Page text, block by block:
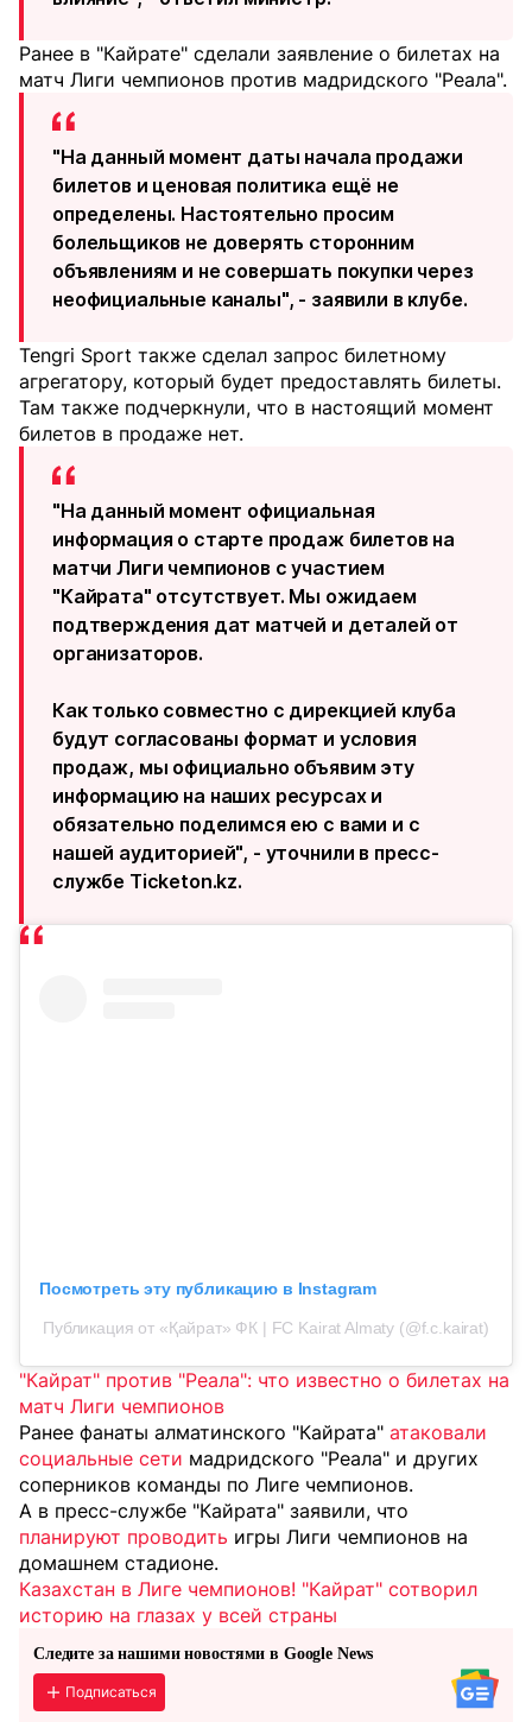
Ранее в "Кайрате" сделали заявление о билетах на
матч Лиги чемпионов против мадридского "Реала".
"На данный момент даты начала продажи
билетов и ценовая политика ещё не
определены. Настоятельно просим
болельщиков не доверять сторонним
объявлениям и не совершать покупки через
неофициальные каналы", - заявили в клубе.
Tengri Sport также сделал запрос билетному
агрегатору, который будет предоставлять билеты.
Там также подчеркнули, что в настоящий момент
билетов в продаже нет.
"На данный момент официальная
информация о старте продаж билетов на
матчи Лиги чемпионов с участием
"Кайрата" отсутствует. Мы ожидаем
подтверждения дат матчей и деталей от
организаторов.
Как только совместно с дирекцией клуба
будут согласованы формат и условия
продаж, мы официально объявим эту
информацию на наших ресурсах и
обязательно поделимся ею с вами и с
нашей аудиторией", - уточнили в пресс-
службе Ticketon.kz.
Посмотреть эту публикацию в Instagram
Публикация от «Қайрат» ФК | FC Kairat Almaty (@f.c.kairat)
"Кайрат" против "Реала": что известно о билетах на
матч Лиги чемпионов
Ранее фанаты алматинского "Кайрата" атаковали
социальные сети мадридского "Реала" и других
соперников команды по Лиге чемпионов.
А в пресс-службе "Кайрата" заявили, что
планируют проводить игры Лиги чемпионов на
домашнем стадионе.
Казахстан в Лиге чемпионов! "Кайрат" сотворил
историю на глазах у всей страны
Следите за нашими новостями в Google News
Подписаться